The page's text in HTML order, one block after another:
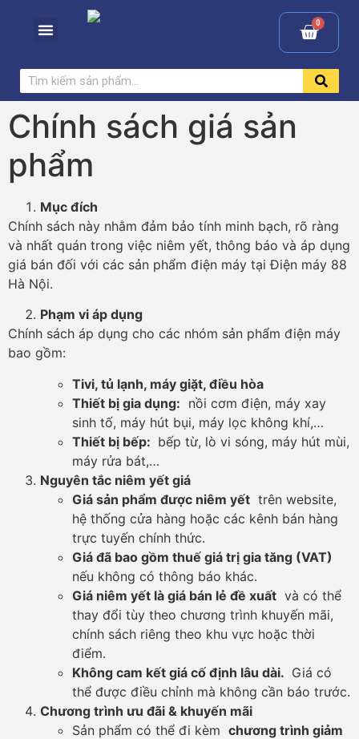
Chính sách giá sản
phẩm
Mục đích
Chính sách này nhằm đảm bảo tính minh bạch, rõ ràng
và nhất quán trong việc niêm yết, thông báo và áp dụng
giá bán đối với các sản phẩm điện máy tại Điện máy 88
Hà Nội.
Phạm vi áp dụng
Chính sách áp dụng cho các nhóm sản phẩm điện máy
bao gồm:
Tivi, tủ lạnh, máy giặt, điều hòa
Thiết bị gia dụng: nồi cơm điện, máy xay
sinh tố, máy hút bụi, máy lọc không khí,…
Thiết bị bếp: bếp từ, lò vi sóng, máy hút mùi,
máy rửa bát,…
Nguyên tắc niêm yết giá
Giá sản phẩm được niêm yết trên website,
hệ thống cửa hàng hoặc các kênh bán hàng
trực tuyến chính thức.
Giá đã bao gồm thuế giá trị gia tăng (VAT)
nếu không có thông báo khác.
Giá niêm yết là giá bán lẻ đề xuất và có thể
thay đổi tùy theo chương trình khuyến mãi,
chính sách riêng theo khu vực hoặc thời
điểm.
Không cam kết giá cố định lâu dài. Giá có
thể được điều chỉnh mà không cần báo trước.
Chương trình ưu đãi & khuyến mãi
Sản phẩm có thể đi kèm chương trình giảm